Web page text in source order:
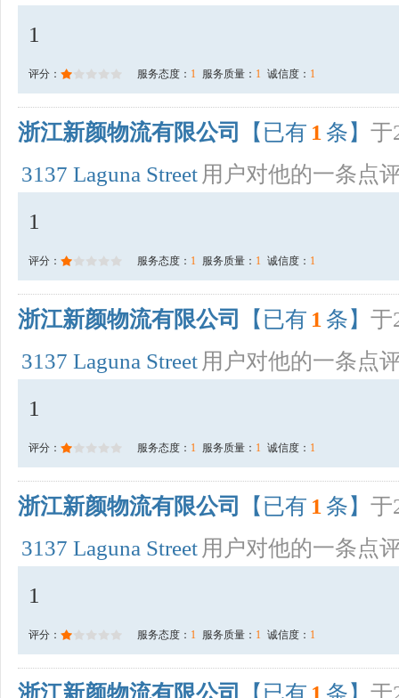
1
评分： 服务态度： 1 服务质量： 1 诚信度： 1
浙江新颜物流有限公司 【已有 1 条】 于
3137 Laguna Street 用户对他的一条点
1
评分： 服务态度： 1 服务质量： 1 诚信度： 1
浙江新颜物流有限公司 【已有 1 条】 于
3137 Laguna Street 用户对他的一条点
1
评分： 服务态度： 1 服务质量： 1 诚信度： 1
浙江新颜物流有限公司 【已有 1 条】 于
3137 Laguna Street 用户对他的一条点
1
评分： 服务态度： 1 服务质量： 1 诚信度： 1
浙江新颜物流有限公司 【已有 1 条】 于